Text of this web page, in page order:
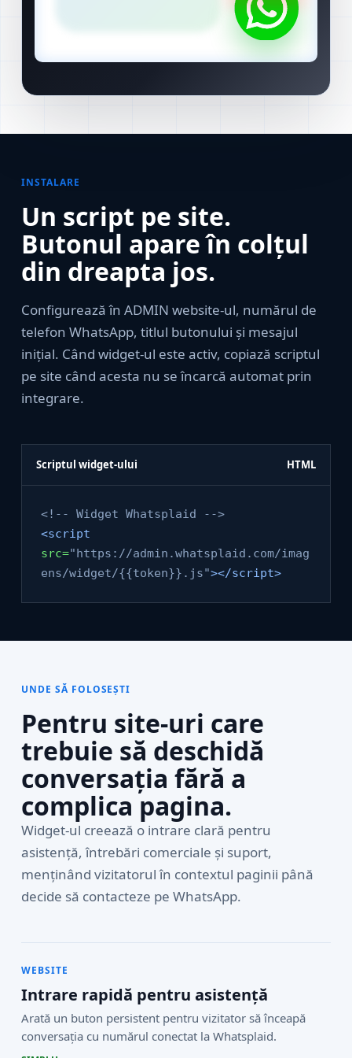
INSTALARE
Un script pe site.
Butonul apare în colțul
din dreapta jos.
Configurează în ADMIN website-ul, numărul de
telefon WhatsApp, titlul butonului și mesajul
inițial. Când widget-ul este activ, copiază scriptul
pe site când acesta nu se încarcă automat prin
integrare.
Scriptul widget-ului HTML
<!-- Widget Whatsplaid -->
<script
src="https://admin.whatsplaid.com/imag
ens/widget/{{token}}.js"></script>
UNDE SĂ FOLOSEȘTI
Pentru site-uri care
trebuie să deschidă
conversația fără a
complica pagina.
Widget-ul creează o intrare clară pentru
asistență, întrebări comerciale și suport,
menținând vizitatorul în contextul paginii până
decide să contacteze pe WhatsApp.
WEBSITE
Intrare rapidă pentru asistență
Arată un buton persistent pentru vizitator să înceapă
conversația cu numărul conectat la Whatsplaid.